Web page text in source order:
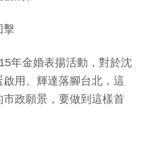
擊
年金婚表揚活動，對於沈
用、輝達落腳台北，這
政願景，要做到這樣首